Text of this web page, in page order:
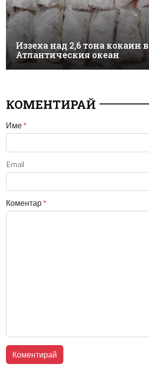
Иззеха над 2,6 тона кокаин в
Атлантическия океан
КОМЕНТИРАЙ
Име *
Email
Коментар *